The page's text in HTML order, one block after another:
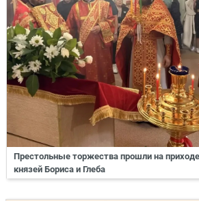
Престольные торжества прошли на
князей Бориса и Глеба